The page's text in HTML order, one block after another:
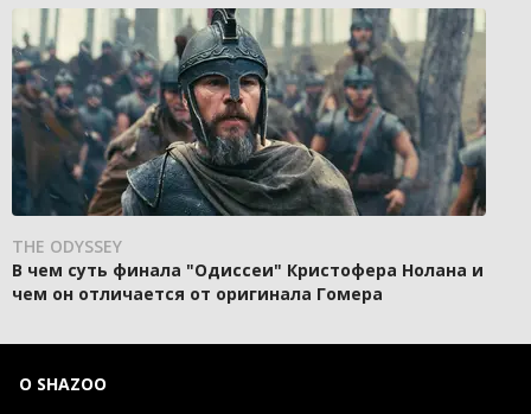
THE ODYSSEY
В чем суть финала "Одиссеи" Кристофера Нолана и
чем он отличается от оригинала Гомера
О SHAZOO